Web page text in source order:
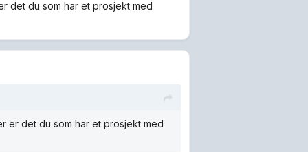
det du som har et prosjekt med
er det du som har et prosjekt med